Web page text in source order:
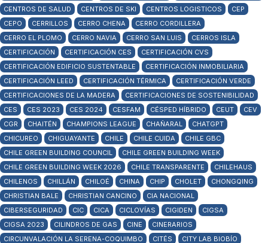
CENTROS DE SALUD
CENTROS DE SKI CENTROS LOGISTICOS
CEP
CEPO
CERRILLOS CERRO CHENA
CERRO CORDILLERA
CERRO EL PLOMO
CERRO NAVIA CERRO SAN LUIS
CERROS ISLA
CERTIFICACIÓN
CERTIFICACIÓN CES
CERTIFICACIÓN CVS
CERTIFICACIÓN EDIFICIO SUSTENTABLE
CERTIFICACIÓN INMOBILIARIA
CERTIFICACIÓN LEED
CERTIFICACIÓN TÉRMICA
CERTIFICACIÓN VERDE
CERTIFICACIONES DE LA MADERA
CERTIFICACIONES DE SOSTENIBILIDAD
CES
CES 2023 CES 2024 CESFAM CÉSPED HÍBRIDO CEUT
CEV
CGR
CHAITÉN CHAMPIONS LEAGUE CHAÑARAL
CHATGPT
CHICUREO
CHIGUAYANTE CHILE CHILE CUIDA
CHILE GBC
CHILE GREEN BUILDING COUNCIL
CHILE GREEN BUILDING WEEK
CHILE GREEN BUILDING WEEK 2026
CHILE TRANSPARENTE
CHILEHAUS
CHILENOS
CHILLÁN CHILOÉ CHINA CHIP CHOLET
CHONGQING
CHRISTIAN BALE
CHRISTIAN CANCINO
CIA NACIONAL
CIBERSEGURIDAD
CIC CICA CICLOVÍAS CIGIDEN
CIGSA
CIGSA 2023
CILINDROS DE GAS CINE
CINERARIOS
CIRCUNVALACIÓN LA SERENA-COQUIMBO
CITÉS
CITY LAB BIOBÍO